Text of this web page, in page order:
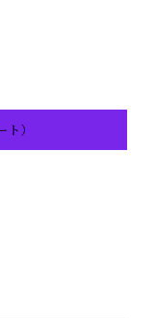
）